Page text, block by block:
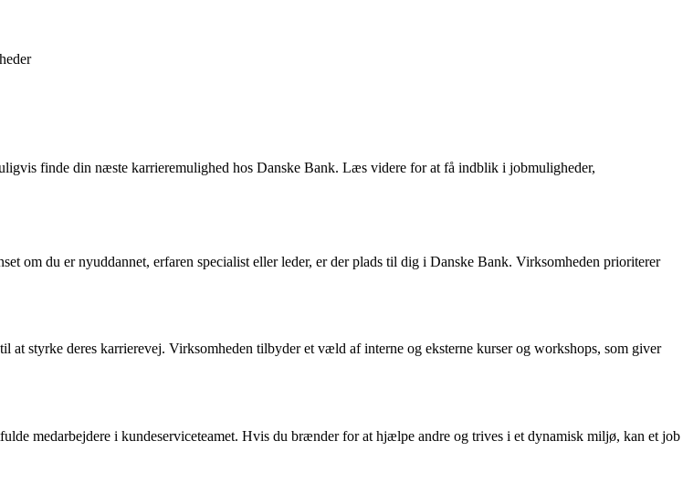
finde din næste karrieremulighed hos Danske Bank. Læs videre for at få indblik i jobmuligheder,
om du er nyuddannet, erfaren specialist eller leder, er der plads til dig i Danske Bank. Virksomheden prioriterer
styrke deres karrierevej. Virksomheden tilbyder et væld af interne og eksterne kurser og workshops, som giver
medarbejdere i kundeserviceteamet. Hvis du brænder for at hjælpe andre og trives i et dynamisk miljø, kan et job